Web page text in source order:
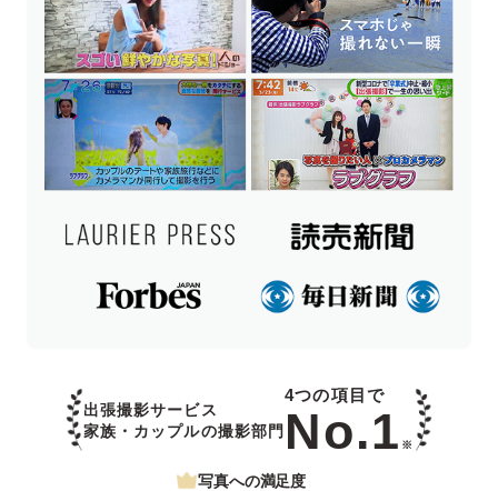
出張撮影サービス
家族・カップルの撮影部門
4つの項目で
No.1 ※
写真への満足度